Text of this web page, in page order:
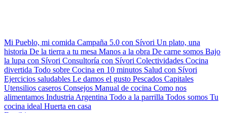
Mi Pueblo, mi comida Campaña 5.0 con Sívori Un plato, una
historia De la tierra a tu mesa Manos a la obra De carne somos Bajo
la lupa con Sívori Consultoría con Sívori Colectividades Cocina
divertida Todo sobre Cocina en 10 minutos Salud con Sívori
Ejercicios saludables Le damos el gusto Pescados Capitales
Utensilios caseros Consejos Manual de cocina Como nos
alimentamos Industria Argentina Todo a la parrilla Todos somos Tu
cocina ideal Huerta en casa